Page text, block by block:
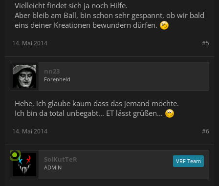
Vielleicht findet sich ja noch Hilfe.
Aber bleib am Ball, bin schon sehr gespannt, ob wir bald
eins deiner Kreationen bewundern dürfen.
#5
14. Mai 2014
nn23
Forenheld
Hehe, ich glaube kaum dass das jemand möchte.
Ich bin da total unbegabt... ET lässt grüßen...
#6
14. Mai 2014
SolKutTeR
ADMIN
VRF Team